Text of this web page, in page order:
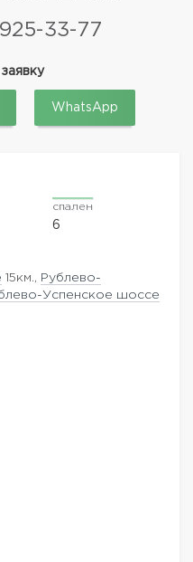
33-77
WhatsApp
спален
6
15км.,
Рублево-
Успенское шоссе